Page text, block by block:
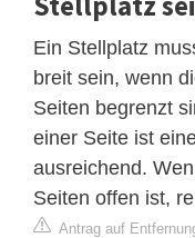
Ein Stellplatz
breit sein, wenn
Seiten begrenzt
einer Seite ist
ausreichend.
Seiten offen ist,
Antrag auf